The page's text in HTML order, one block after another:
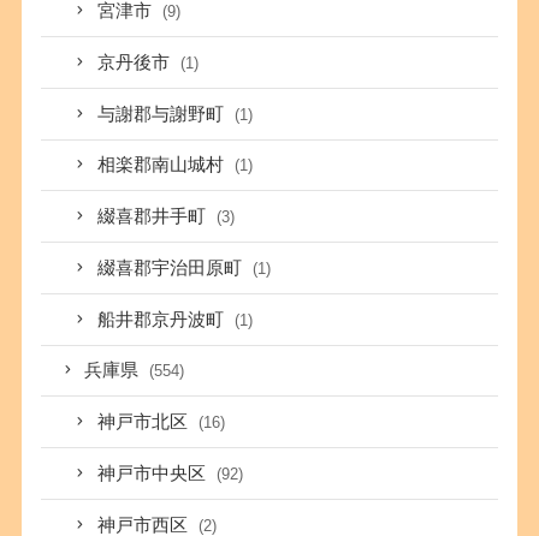
宮津市 (9)
京丹後市 (1)
与謝郡与謝野町 (1)
相楽郡南山城村 (1)
綴喜郡井手町 (3)
綴喜郡宇治田原町 (1)
船井郡京丹波町 (1)
兵庫県 (554)
神戸市北区 (16)
神戸市中央区 (92)
神戸市西区 (2)